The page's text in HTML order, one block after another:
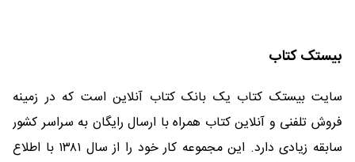
بیستک کتاب
سایت بیستک کتاب یک بانک کتاب آنلاین است که در زمینه
فروش تلفنی و آنلاین کتاب همراه با ارسال رایگان به سراسر کشور
سابقه زیادی دارد. این مجموعه کار خود را از سال ۱۳۸۱ با اطلاع